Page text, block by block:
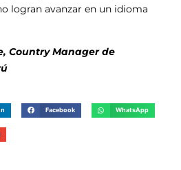
logran avanzar en un idioma
Country Manager de
Facebook WhatsApp